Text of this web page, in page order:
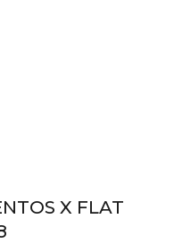
X FLAT